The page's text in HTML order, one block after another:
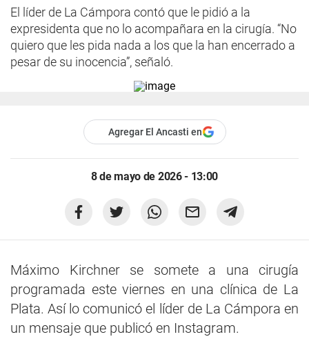
El líder de La Cámpora contó que le pidió a la
expresidenta que no lo acompañara en la cirugía. “No
quiero que les pida nada a los que la han encerrado a
pesar de su inocencia”, señaló.
Agregar El Ancasti en
8 de mayo de 2026 - 13:00
Máximo Kirchner se somete a una cirugía
programada este viernes en una clínica de La
Plata. Así lo comunicó el líder de La Cámpora en
un mensaje que publicó en Instagram.